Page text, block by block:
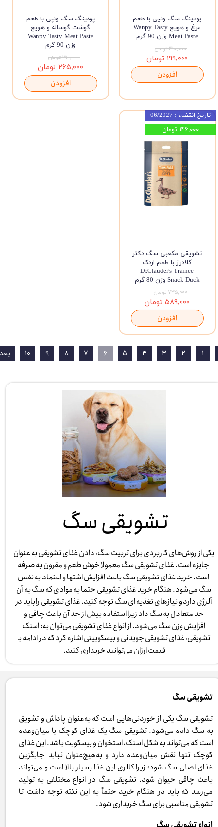
پودینگ سگ ونپی با طعم
مرغ و هویج Wanpy Tasty
Meat Paste وزن 90 گرم
۳۱۰,۰۰۰ تومان
۱۹۹,۰۰۰ تومان
افزودن
پودینگ سگ ونپی با طعم
گوشت گوساله و هویج
Wanpy Tasty Meat Paste
وزن 90 گرم
۳۱۰,۰۰۰ تومان
۲۶۵,۰۰۰ تومان
افزودن
تشویقی مکعبی سگ دکتر
کلادرز با طعم اردک
Dr.Clauder's Trainee
Snack Duck وزن 80 گرم
۷۳۵,۰۰۰ تومان
۵۸۹,۰۰۰ تومان
افزودن
تاریخ انقضاء : 06/2027
۱۴۶,۰۰۰ تومان
۱ ۲ ۳ ۴ ۵ ۶ ۷ ۸ ۹ ۱۰
تشویقی سگ
یکی از روش‌های کاربردی برای تربیت سگ، دادن غذای تشویقی به عنوان
جایزه است. غذای تشویقی سگ معمولا خوش طعم و مقرون به صرفه
است. خرید غذای تشویقی سگ باعث افزایش اشتها و اعتماد به نفس
سگ می‌شود. هنگام خرید غذای تشویقی حتما به موادی که سگ به آن
آلرژی دارد و نیازهای تغذیه ‌ای سگ توجه کنید. غذای تشویقی را باید در
حد متعادل به سگ داد زیرا استفاده بیش از حد آن باعث چاقی و
افزایش وزن سگ می‌شود. از انواع غذای تشویقی می‌توان به: اسنک
تشویقی، غذای تشویقی جویدنی و بیسکوییتی اشاره کرد که در ادامه با
قیمت ارزان می‌توانید خریداری کنید. ​​​​​​​
​تشویقی سگ
تشویقی سگ یکی از خوردنی‌هایی است که به‌عنوان پاداش و تشویق
به سگ داده می‌شود. تشویقی سگ یک غذای کوچک یا میان‌وعده
است که می‌تواند به شکل اسنک، استخوان و بیسکویت باشد. این غذای
کوچک تنها نقش میان‌وعده دارد و به‌هیچ‌عنوان نباید جایگزین
غذای اصلی سگ شود؛ زیرا کالری این غذا بسیار بالا است و می‌تواند
باعث چاقی حیوان شود. تشویقی سگ در انواع مختلفی به تولید
می‌رسد که باید در هنگام خرید حتماً به این نکته توجه داشت تا
تشویقی مناسبی برای سگ خریداری شود.